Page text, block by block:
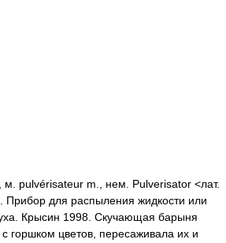
pulvérisateur m., нем. Pulverisator <лат.
Прибор для распыления жидкости или
Крысин 1998. Скучающая барыня
горшком цветов, пересаживала их и